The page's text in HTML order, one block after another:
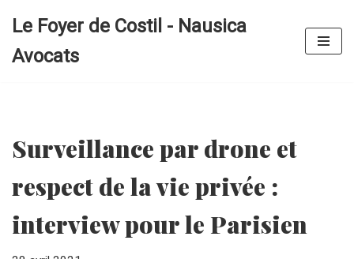
au
Le Foyer de Costil - Nausica
Avocats
Surveillance par drone et
respect de la vie privée :
interview pour le Parisien